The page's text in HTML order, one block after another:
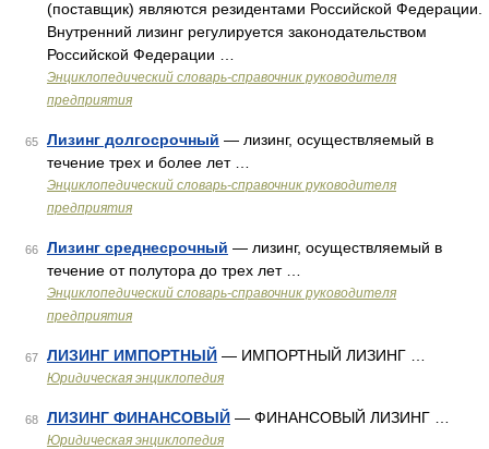
(поставщик) являются резидентами Российской Федерации.
Внутренний лизинг регулируется законодательством
Российской Федерации …
Энциклопедический словарь-справочник руководителя
предприятия
65 Лизинг долгосрочный — лизинг, осуществляемый в
течение трех и более лет …
Энциклопедический словарь-справочник руководителя
предприятия
66 Лизинг среднесрочный — лизинг, осуществляемый в
течение от полутора до трех лет …
Энциклопедический словарь-справочник руководителя
предприятия
67 ЛИЗИНГ ИМПОРТНЫЙ — ИМПОРТНЫЙ ЛИЗИНГ …
Юридическая энциклопедия
68 ЛИЗИНГ ФИНАНСОВЫЙ — ФИНАНСОВЫЙ ЛИЗИНГ …
Юридическая энциклопедия